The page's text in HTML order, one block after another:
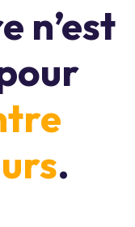
n’est
.